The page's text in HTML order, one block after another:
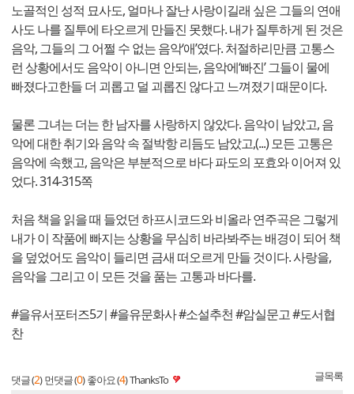
노골적인 성적 묘사도, 얼마나 잘난 사랑이길래 싶은 그들의 연애
사도 나를 질투에 타오르게 만들진 못했다. 내가 질투하게 된 것은
음악, 그들의 그 어쩔 수 없는 음악‘애’였다. 처절하리만큼 고통스
런 상황에서도 음악이 아니면 안되는, 음악에‘빠진’ 그들이 물에
빠졌다고한들 더 괴롭고 덜 괴롭진 않다고 느껴졌기 때문이다.
물론 그녀는 더는 한 남자를 사랑하지 않았다. 음악이 남았고, 음
악에 대한 취기와 음악 속 절박항 리듬도 남았고,(...) 모든 고통은
음악에 속했고, 음악은 부분적으로 바다 파도의 포효와 이어져 있
었다. 314-315쪽
처음 책을 읽을 때 들었던 하프시코드와 비올라 연주곡은 그렇게
내가 이 작품에 빠지는 상황을 무심히 바라봐주는 배경이 되어 책
을 덮었어도 음악이 들리면 금새 떠오르게 만들 것이다. 사랑을,
음악을 그리고 이 모든 것을 품는 고통과 바다를.
#을유서포터즈5기 #을유문화사 #소설추천 #암실문고 #도서협
찬
댓글 (2) 먼댓글 (0) 좋아요 (4)ThanksTo 글목록